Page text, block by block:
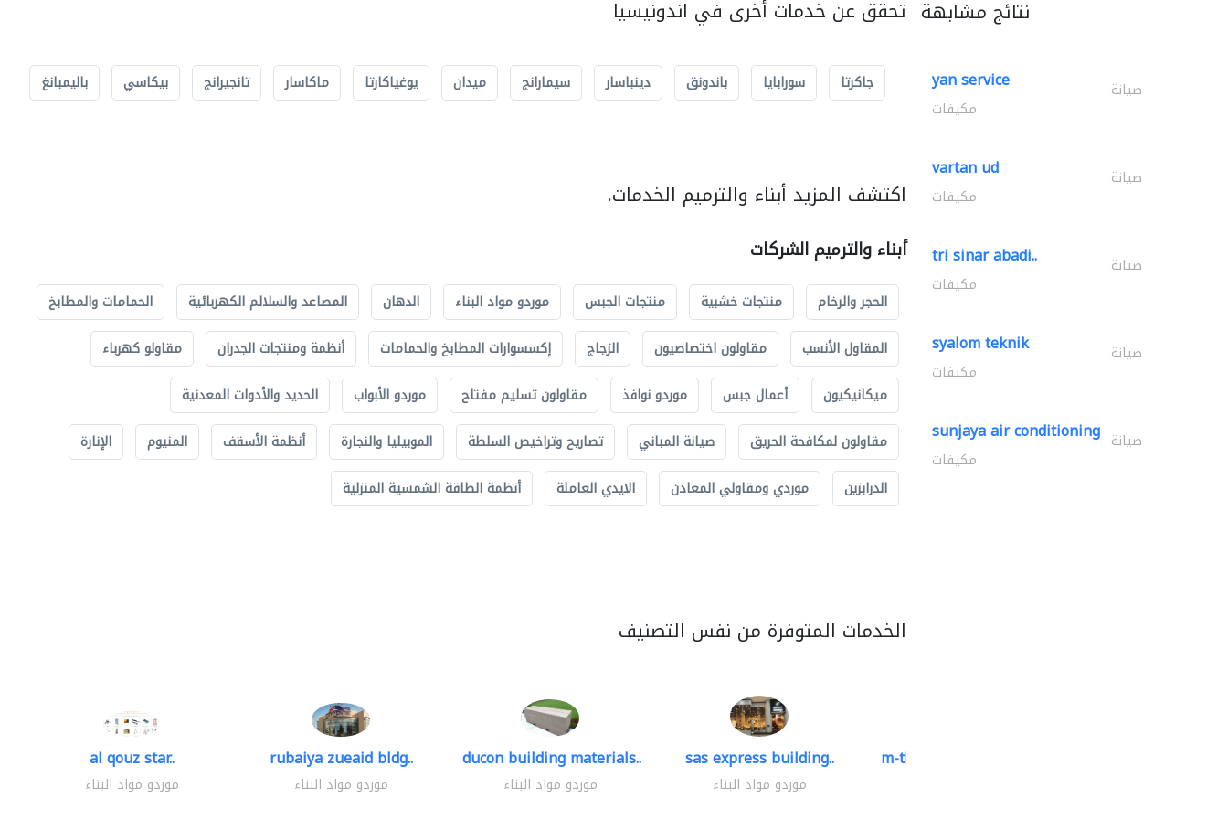
تحقق عن خدمات أخرى في اندونيسيا
جاكرتا سورابايا باندونق دينباسار سيمارانج ميدان يوغياكارتا ماكاسار تانجيرانج بيكاسي باليمبانغ
اكتشف المزيد أبناء والترميم الخدمات.
أبناء والترميم الشركات
الحجر والرخام منتجات خشبية منتجات الجبس موردو مواد البناء الدهان المصاعد والسلالم الكهربائية
الحمامات والمطابخ
المقاول الأنسب
مقاولون اختصاصيون الزجاج إكسسوارات المطابخ والحمامات أنظمة ومنتجات الجدران
مقاولو كهرباء
ميكانيكيون
أعمال جبس موردو نوافذ مقاولون تسليم مفتاح موردو الأبواب
الحديد والأدوات المعدنية
مقاولون لمكافحة الحريق
صيانة المباني تصاريح وتراخيص السلطة الموبيليا والنجارة أنظمة الأسقف المنيوم
الإنارة
الدرابزين
موردي ومقاولي المعادن الايدي العاملة أنظمة الطاقة الشمسية المنزلية
الخدمات المتوفرة من نفس التصنيف
al qouz star..
موردو مواد البناء
rubaiya zueaid bldg..
موردو مواد البناء
ducon building materials..
موردو مواد البناء
sas express building..
موردو مواد البناء
m-three building materials
نتائج مشابهة
yan service صيانة
مكيفات
vartan ud صيانة
مكيفات
tri sinar abadi.. صيانة
مكيفات
syalom teknik صيانة
مكيفات
sunjaya air conditioning صيانة
مكيفات